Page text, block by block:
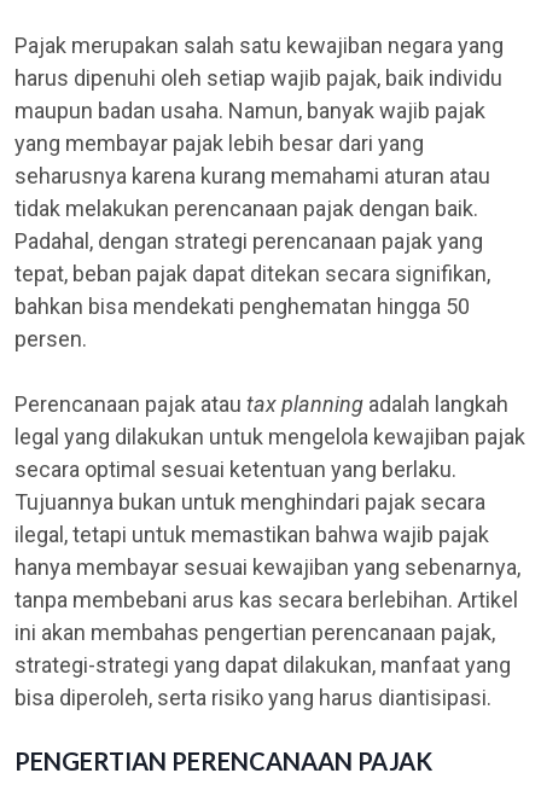
Pajak merupakan salah satu kewajiban negara yang
harus dipenuhi oleh setiap wajib pajak, baik individu
maupun badan usaha. Namun, banyak wajib pajak
yang membayar pajak lebih besar dari yang
seharusnya karena kurang memahami aturan atau
tidak melakukan perencanaan pajak dengan baik.
Padahal, dengan strategi perencanaan pajak yang
tepat, beban pajak dapat ditekan secara signifikan,
bahkan bisa mendekati penghematan hingga 50
persen.
Perencanaan pajak atau tax planning adalah langkah
legal yang dilakukan untuk mengelola kewajiban pajak
secara optimal sesuai ketentuan yang berlaku.
Tujuannya bukan untuk menghindari pajak secara
ilegal, tetapi untuk memastikan bahwa wajib pajak
hanya membayar sesuai kewajiban yang sebenarnya,
tanpa membebani arus kas secara berlebihan. Artikel
ini akan membahas pengertian perencanaan pajak,
strategi-strategi yang dapat dilakukan, manfaat yang
bisa diperoleh, serta risiko yang harus diantisipasi.
PENGERTIAN PERENCANAAN PAJAK